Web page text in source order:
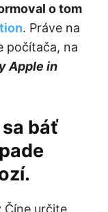
o tom
. Práve na
počítača, na
Apple in
báť
Číne určite